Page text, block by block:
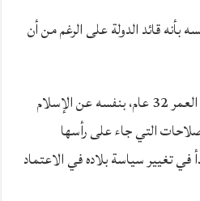
بأنه قائد الدولة على الرغم من أن
ولقد نأى ولي العهد، البالغ من العمر 32 عام، بنفسه عن الإسلام
التي جاء على رأسها
في تغيير سياسة بلاده في الاعتماد